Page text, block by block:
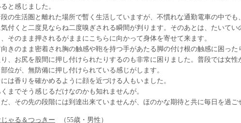
と感じました。
の生活圏と離れた場所で暫く生活していますが、不慣れな通勤電車の中でも
付くと二度見ならね二度嗅ぎされる瞬間が判ります。そのあとは、たいてい
そのまま押されるがままにこちらに向かって身体を寄せて来ます。
きのまま密着され胸の触感や鞄を持つ手があたる脚の付け根の触感に困った
、お尻を股間に押し付けられたりするのも非常に困りました。普段では女
位が、無防備に押し付けられている感じがします。
は香りを確かめるように顔を近づける人もいました。
までそう感じるだけなのかも知れませんが。
、その先の段階には到達出来ていませんが、ほのかな期待と共に毎日を過ご
ゃる＆つっきー （55歳・男性）